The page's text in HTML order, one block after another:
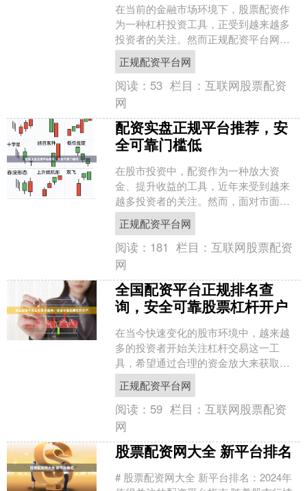
在当前的金融市场环境下，股票配资作
为一种杠杆投资工具，正受到越来越多
投资者的关注。然而正规配资平台网，
面对市场上众多的配资平台，如何选择
一家既安全可靠又具备竞争....
正规配资平台网
阅读： 53 栏目：互联网股票配资
网
配资实盘正规平台推荐，安
全可靠门槛低
在股市投资中，配资作为一种放大资
金、提升收益的工具，近年来受到越来
越多投资者的关注。然而，面对市面上
层出不穷的配资平台，如何找到**配资实
盘正规平台**，成为许....
正规配资平台网
阅读： 181 栏目：互联网股票配资
网
全国配资平台正规排名查
询，安全可靠股票杠杆开户
在当今快速变化的股市环境中，越来越
多的投资者开始关注杠杆交易这一工
具，希望通过合理的资金放大来获取更
高收益。然而，面对市场上众多的配资
平台，如何选择正规、安全、....
正规配资平台网
阅读： 59 栏目：互联网股票配资
网
股票配资网大全 新平台排名
# 股票配资网大全 新平台排名：2024年